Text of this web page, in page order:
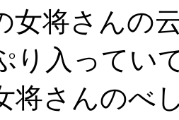
女将さんの
り入ってい
将さんのべ